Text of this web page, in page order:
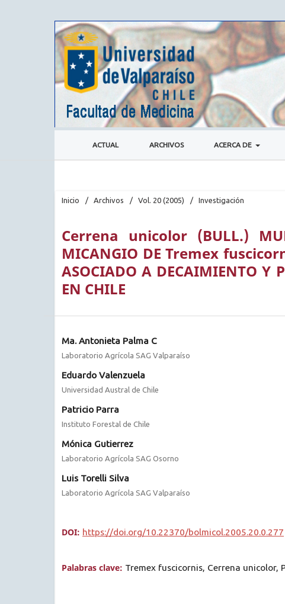
ACTUAL ARCHIVOS ACERCA DE
Inicio / Archivos / Vol. 20 (2005) / Investigación
Cerrena unicolor (BULL.)
MICANGIO DE Tremex
ASOCIADO A DECAIMIENTO Y
EN CHILE
Ma. Antonieta Palma C
Laboratorio Agrícola SAG Valparaíso
Eduardo Valenzuela
Universidad Austral de Chile
Patricio Parra
Instituto Forestal de Chile
Mónica Gutierrez
Laboratorio Agrícola SAG Osorno
Luis Torelli Silva
Laboratorio Agrícola SAG Valparaíso
DOI: https://doi.org/10.22370/bolmicol.2005.20.0.277
Palabras clave: Tremex fuscicornis, Cerrena unicolor,